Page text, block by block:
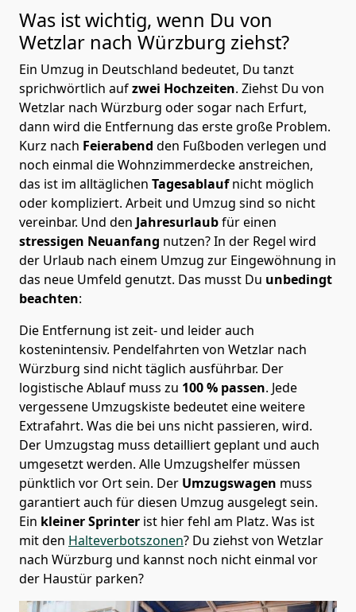
Was ist wichtig, wenn Du von
Wetzlar nach Würzburg ziehst?
Ein Umzug in Deutschland bedeutet, Du tanzt
sprichwörtlich aufzwei Hochzeiten. Ziehst Du von
Wetzlar nach Würzburg oder sogar nach Erfurt,
dann wird die Entfernung das erste große Problem.
Kurz nach Feierabend den Fußboden verlegen und
noch einmal die Wohnzimmerdecke anstreichen,
das ist im alltäglichen Tagesablaufnicht möglich
oder kompliziert. Arbeit und Umzug sind so nicht
vereinbar. Und den Jahresurlaubfür einen
stressigen Neuanfang nutzen? In der Regel wird
der Urlaub nach einem Umzug zur Eingewöhnung in
das neue Umfeld genutzt. Das musst Du unbedingt
beachten:
Die Entfernung ist zeit- und leider auch
kostenintensiv. Pendelfahrten von Wetzlar nach
Würzburg sind nicht täglich ausführbar. Der
logistische Ablauf muss zu 100 % passen. Jede
vergessene Umzugskiste bedeutet eine weitere
Extrafahrt. Was die bei uns nicht passieren, wird.
Der Umzugstag muss detailliert geplant und auch
umgesetzt werden. Alle Umzugshelfer müssen
pünktlich vor Ort sein. Der Umzugswagen muss
garantiert auch für diesen Umzug ausgelegt sein.
Ein kleiner Sprinter ist hier fehl am Platz. Was ist
mit den Halteverbotszonen? Du ziehst von Wetzlar
nach Würzburg und kannst noch nicht einmal vor
der Haustür parken?